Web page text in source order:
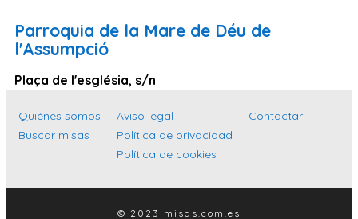
Santa Cruz de Tenerife
Islas Baleares
Las Palmas
Parroquia de la Mare de Déu de
l'Assumpció
Plaça de l'església, s/n
Quiénes somos
Buscar misas
Aviso legal
Política de privacidad
Política de cookies
Contactar
© 2023 misas.com.es